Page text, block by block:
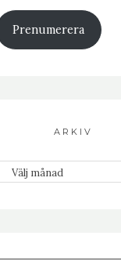
Prenumerera
ARKIV
Arkiv